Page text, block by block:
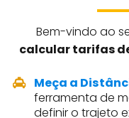
Bem-vindo ao
calcular tarifas
Meça a
ferramenta de
definir o trajeto